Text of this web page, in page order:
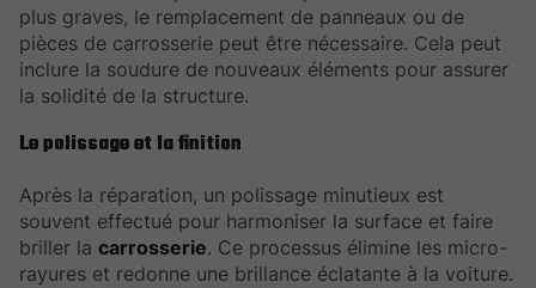
plus graves, le remplacement de panneaux ou de
pièces de carrosserie peut être nécessaire. Cela peut
inclure la soudure de nouveaux éléments pour assurer
la solidité de la structure.
Le polissage et la finition
Après la réparation, un polissage minutieux est
souvent effectué pour harmoniser la surface et faire
briller la carrosserie. Ce processus élimine les micro-
rayures et redonne une brillance éclatante à la voiture.